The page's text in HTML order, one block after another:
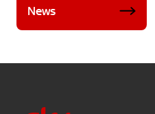
News